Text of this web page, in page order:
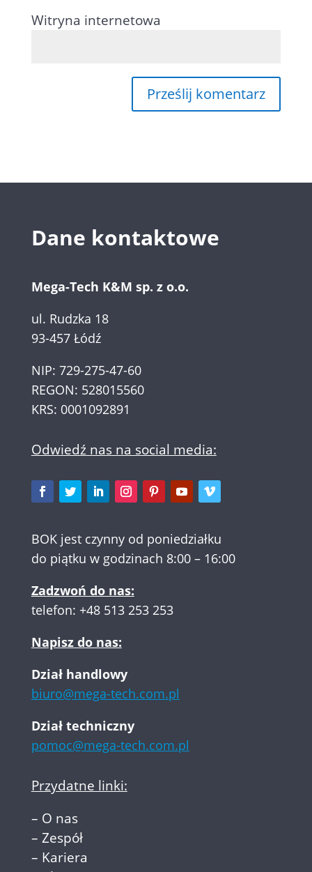
Witryna internetowa
Dane kontaktowe
Mega-Tech K&M sp. z o.o.
ul. Rudzka 18
93-457 Łódź
NIP: 729-275-47-60
REGON: 528015560
KRS: 0001092891
Odwiedź nas na social media:
BOK jest czynny od poniedziałku
do piątku w godzinach 8:00 – 16:00
Zadzwoń do nas:
telefon: +48 513 253 253
Napisz do nas:
Dział handlowy
biuro@mega-tech.com.pl
Dział techniczny
pomoc@mega-tech.com.pl
Przydatne linki:
– O nas
– Zespół
– Kariera